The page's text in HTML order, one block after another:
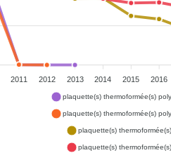
2011 2012 2013 2014 2015 2016
plaquette(s) thermoformée(s)
plaquette(s) thermoformée(s)
plaquette(s)
plaquette(s)